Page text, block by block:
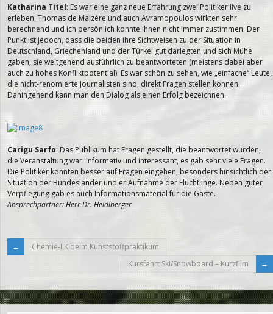
Katharina Titel: Es war eine ganz neue Erfahrung zwei Politiker live zu
erleben. Thomas de Maizère und auch Avramopoulos wirkten sehr
berechnend und ich persönlich konnte ihnen nicht immer zustimmen. Der
Punkt ist jedoch, dass die beiden ihre Sichtweisen zu der Situation in
Deutschland, Griechenland und der Türkei gut darlegten und sich Mühe
gaben, sie weitgehend ausführlich zu beantworteten (meistens dabei aber
auch zu hohes Konfliktpotential). Es war schön zu sehen, wie „einfache“ Leute,
die nicht-renomierte Journalisten sind, direkt Fragen stellen können.
Dahingehend kann man den Dialog als einen Erfolg bezeichnen.
Carigu Sarfo: Das Publikum hat Fragen gestellt, die beantwortet wurden,
die Veranstaltung war informativ und interessant, es gab sehr viele Fragen.
Die Politiker könnten besser auf Fragen eingehen, besonders hinsichtlich der
Situation der Bundesländer und er Aufnahme der Flüchtlinge. Neben guter
Verpflegung gab es auch Informationsmaterial für die Gäste.
Ansprechpartner: Herr Dr. Heidlberger
Chemie-LK beim Kunststoffpraktikum
Kursfahrt Ski/Snowboard – Kurzfilm